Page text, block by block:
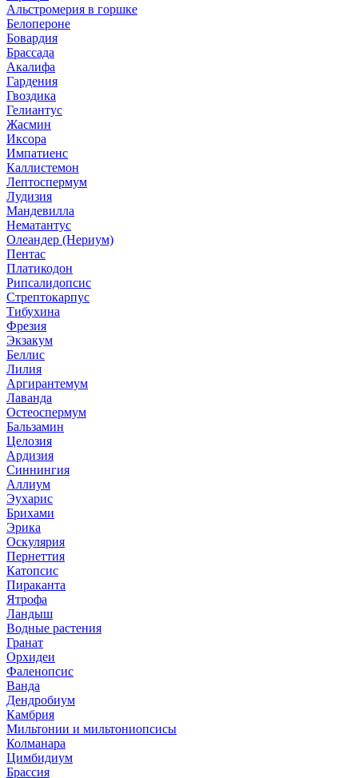
Альстромерия в горшке
Белопероне
Бовардия
Брассада
Акалифа
Гардения
Гвоздика
Гелиантус
Жасмин
Иксора
Импатиенс
Каллистемон
Лептоспермум
Лудизия
Мандевилла
Нематантус
Олеандер (Нериум)
Пентас
Платикодон
Рипсалидопсис
Стрептокарпус
Тибухина
Фрезия
Экзакум
Беллис
Лилия
Аргирантемум
Лаванда
Остеоспермум
Бальзамин
Целозия
Ардизия
Синнингия
Аллиум
Эухарис
Брихами
Эрика
Оскулярия
Пернеттия
Катопсис
Пираканта
Ятрофа
Ландыш
Водные растения
Гранат
Орхидеи
Фаленопсис
Ванда
Дендробиум
Камбрия
Мильтонии и мильтониопсисы
Колманара
Цимбидиум
Брассия